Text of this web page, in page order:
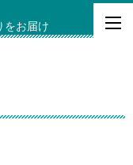
をお届け